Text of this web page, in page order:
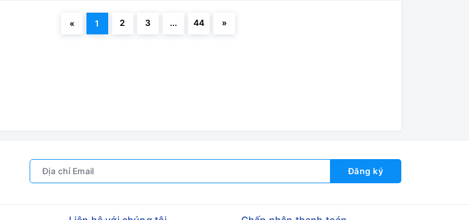
« 1 2 3 ... 44 »
Đăng ký